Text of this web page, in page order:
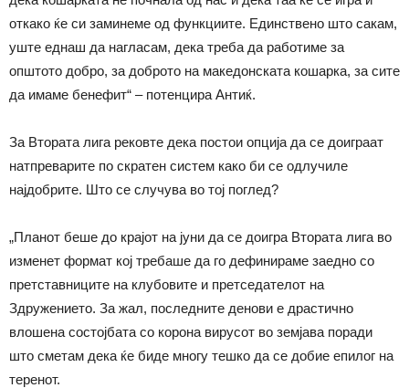
откако ќе си заминеме од функциите. Единствено што сакам,
уште еднаш да нагласам, дека треба да работиме за
општото добро, за доброто на македонската кошарка, за сите
да имаме бенефит“ – потенцира Антиќ.
За Втората лига рековте дека постои опција да се доиграат
натпреварите по скратен систем како би се одлучиле
најдобрите. Што се случува во тој поглед?
„Планот беше до крајот на јуни да се доигра Втората лига во
изменет формат кој требаше да го дефинираме заедно со
претставниците на клубовите и претседателот на
Здружението. За жал, последните денови е драстично
влошена состојбата со корона вирусот во земјава поради
што сметам дека ќе биде многу тешко да се добие епилог на
теренот.